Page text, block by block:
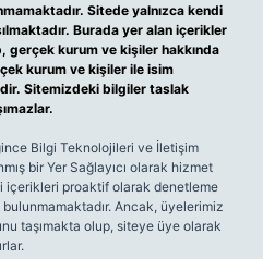
Sitede yalnızca kendi
Burada yer alan içerikler
gerçek kurum ve kişiler hakkında
kurum ve kişiler ile isim
Sitemizdeki bilgiler taslak
Bilgi Teknolojileri ve İletişim
bir Yer Sağlayıcı olarak hizmet
içerikleri proaktif olarak denetleme
Ancak, üyelerimiz
taşımakta olup, siteye üye olarak